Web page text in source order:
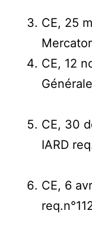
CE, 25
CE, 12
CE, 30
IARD
CE, 6